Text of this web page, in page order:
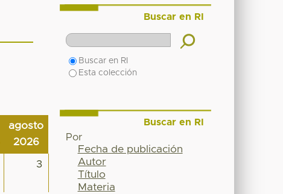
agosto
2026
3
Buscar en RI
Buscar en RI
Esta colección
Buscar en RI
Por
Fecha de publicación
Autor
Título
Materia